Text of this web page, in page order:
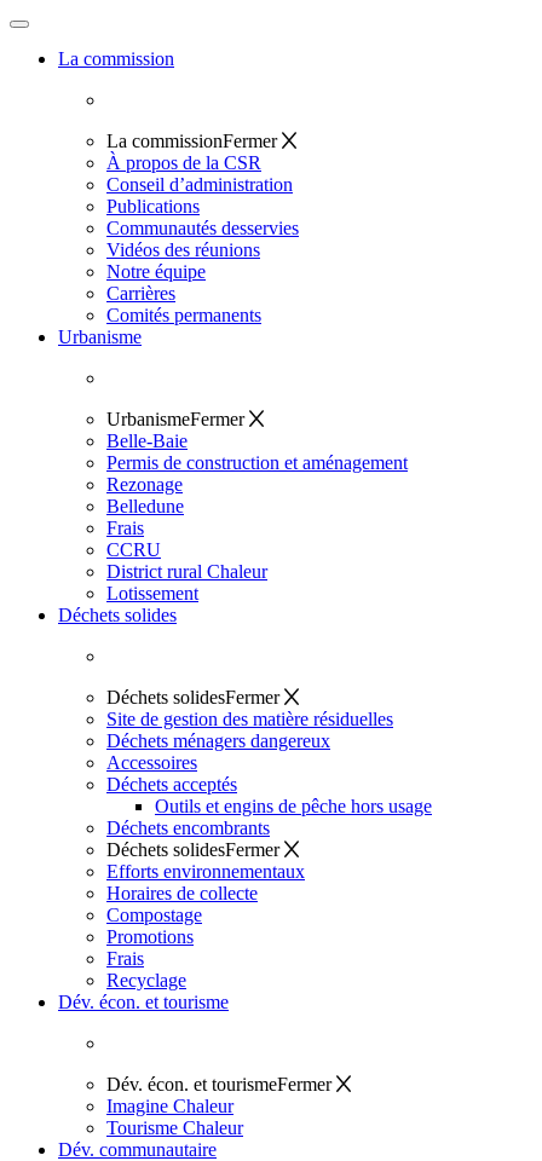
La commission
La commissionFermer
À propos de la CSR
Conseil d’administration
Publications
Communautés desservies
Vidéos des réunions
Notre équipe
Carrières
Comités permanents
Urbanisme
UrbanismeFermer
Belle-Baie
Permis de construction et aménagement
Rezonage
Belledune
Frais
CCRU
District rural Chaleur
Lotissement
Déchets solides
Déchets solidesFermer
Site de gestion des matière résiduelles
Déchets ménagers dangereux
Accessoires
Déchets acceptés
Outils et engins de pêche hors usage
Déchets encombrants
Déchets solidesFermer
Efforts environnementaux
Horaires de collecte
Compostage
Promotions
Frais
Recyclage
Dév. écon. et tourisme
Dév. écon. et tourismeFermer
Imagine Chaleur
Tourisme Chaleur
Dév. communautaire